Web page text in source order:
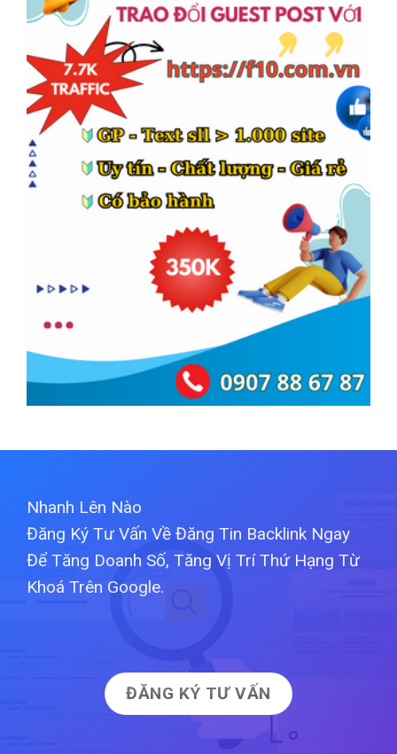
Nhanh Lên Nào
Đăng Ký Tư Vấn Về Đăng Tin Backlink Ngay
Để Tăng Doanh Số, Tăng Vị Trí Thứ Hạng Từ
Khoá Trên Google.
ĐĂNG KÝ TƯ VẤN